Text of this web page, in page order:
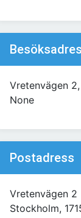
Vretenvägen
None
Postadress
Vretenvägen 2
Stockholm,